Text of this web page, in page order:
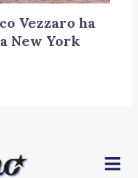
Vezzaro ha
New York
Menu